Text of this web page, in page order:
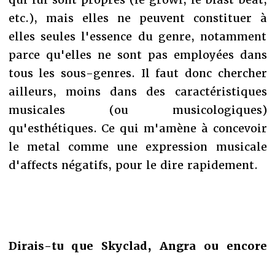
etc.), mais elles ne peuvent constituer à
elles seules l'essence du genre, notamment
parce qu'elles ne sont pas employées dans
tous les sous-genres. Il faut donc chercher
ailleurs, moins dans des caractéristiques
musicales (ou musicologiques)
qu'esthétiques. Ce qui m'amène à concevoir
le metal comme une expression musicale
d'affects négatifs, pour le dire rapidement.
Dirais-tu que Skyclad, Angra ou encore